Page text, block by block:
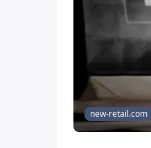
new-retail.com